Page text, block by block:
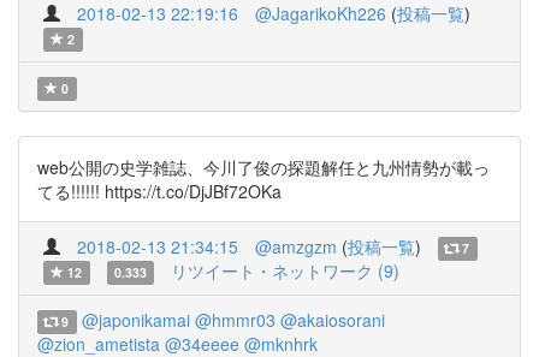
2018-02-13 22:19:16 @JagarikoKh226 (投稿一覧)
2
0
web公開の史学雑誌、今川了俊の探題解任と九州情勢が載っ
てる!!!!!! https://t.co/DjJBf72OKa
2018-02-13 21:34:15 @amzgzm (投稿一覧)
7
12
0.333 リツイート・ネットワーク (9)
9 @japonikamai @hmmr03 @akaiosorani
@zion_ametista @34eeee @mknhrk